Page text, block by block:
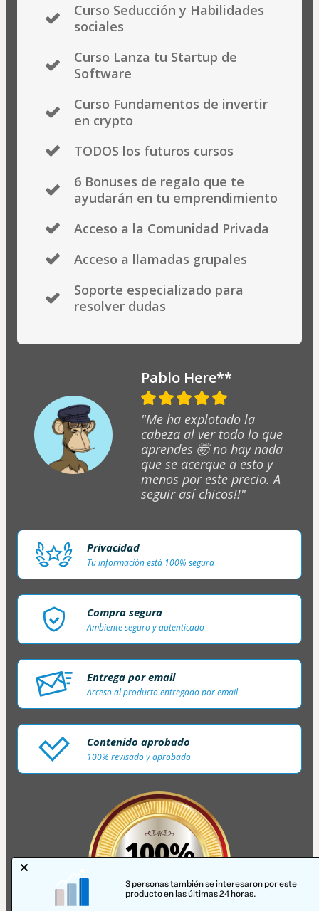
Curso Seducción y Habilidades
sociales
Curso Lanza tu Startup de
Software
Curso Fundamentos de invertir
en crypto
TODOS los futuros cursos
6 Bonuses de regalo que te
ayudarán en tu emprendimiento
Acceso a la Comunidad Privada
Acceso a llamadas grupales
Soporte especializado para
resolver dudas
Pablo Here**
"Me ha explotado la
cabeza al ver todo lo que
aprendes 🤯 no hay nada
que se acerque a esto y
menos por este precio. A
seguir así chicos!!"
Privacidad
Tu información está 100% segura
Compra segura
Ambiente seguro y autenticado
Entrega por email
Acceso al producto entregado por email
Contenido aprobado
100% revisado y aprobado
100%
SEGURO
3 personas también se interesaron por este
producto en las últimas 24 horas.